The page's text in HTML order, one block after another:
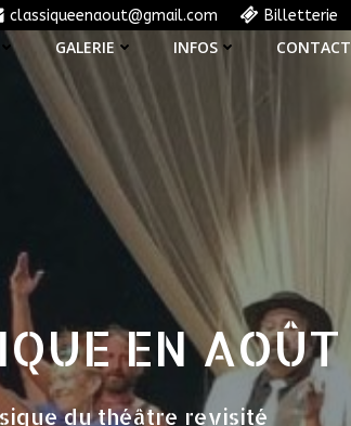
classiqueenaout@gmail.com Billetterie
GALERIE INFOS CONTACT
EN AOÛT
du théâtre revisité